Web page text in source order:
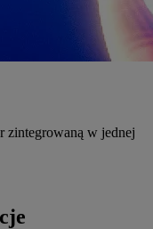
zintegrowaną w jednej